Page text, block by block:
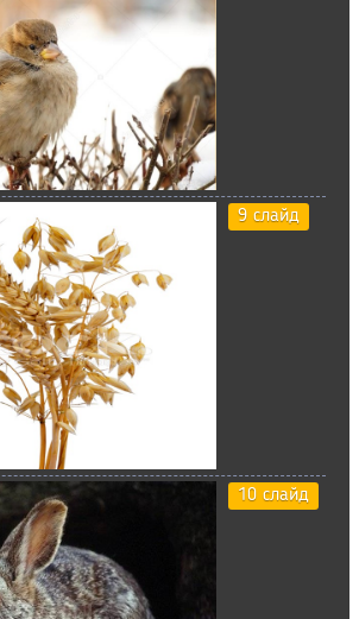
9 слайд
10 слайд